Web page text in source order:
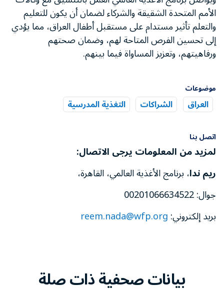
الأمم المتحدة الشقيقة والشركاء لضمان أن يكون للتعليم
والتعلم تأثير مستدام على مستقبل أطفال العراق، مما يؤدي
إلى تحسين الفرص المتاحة لهم، وضمان صحتهم
ورفاهيتهم، وتعزيز المساواة فيما بينهم.
موضوعات
العراق الشراكات التغذية المدرسية
اتصل بنا
لمزيد من المعلومات يرجى الاتصال:
ريم ندا، برنامج الأغذية العالمي، القاهرة،
جوال: 00201066634522
بريد إلكتروني:reem.nada@wfp.org
بيانات صحفية ذات صلة